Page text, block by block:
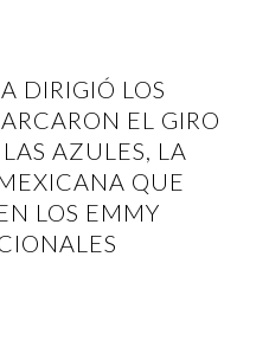
DIRIGIÓ LOS
EL GIRO
AZULES, LA
QUE
LOS EMMY